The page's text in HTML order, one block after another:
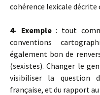
cohérence lexicale décrite
4- Exemple: tout
conventions
également bon de
(sexistes). Changer le
visibiliser la question
française, et du rapport au